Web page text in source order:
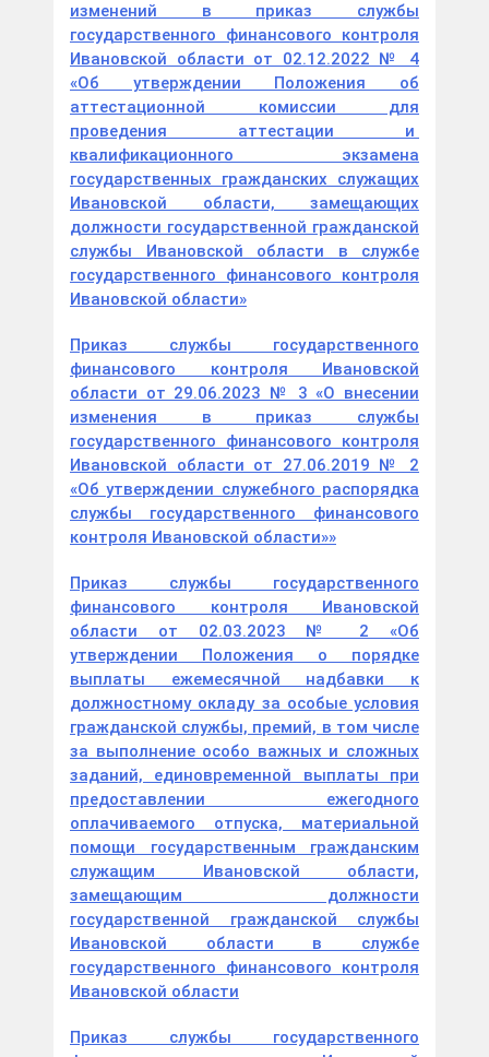
изменений в приказ службы
государственного финансового контроля
Ивановской области от 02.12.2022 № 4
«Об утверждении Положения об
аттестационной комиссии для
проведения аттестации и
квалификационного экзамена
государственных гражданских служащих
Ивановской области, замещающих
должности государственной гражданской
службы Ивановской области в службе
государственного финансового контроля
Ивановской области»
Приказ службы государственного
финансового контроля Ивановской
области от 29.06.2023 № 3 «О внесении
изменения в приказ службы
государственного финансового контроля
Ивановской области от 27.06.2019 № 2
«Об утверждении служебного распорядка
службы государственного финансового
контроля Ивановской области»»
Приказ службы государственного
финансового контроля Ивановской
области от 02.03.2023 № 2 «Об
утверждении Положения о порядке
выплаты ежемесячной надбавки к
должностному окладу за особые условия
гражданской службы, премий, в том числе
за выполнение особо важных и сложных
заданий, единовременной выплаты при
предоставлении ежегодного
оплачиваемого отпуска, материальной
помощи государственным гражданским
служащим Ивановской области,
замещающим должности
государственной гражданской службы
Ивановской области в службе
государственного финансового контроля
Ивановской области
Приказ службы государственного